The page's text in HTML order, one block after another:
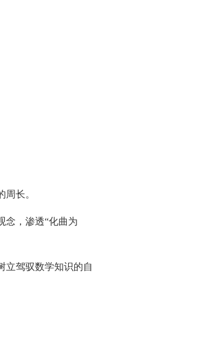
长。
念，渗透“化曲为
立驾驭数学知识的自